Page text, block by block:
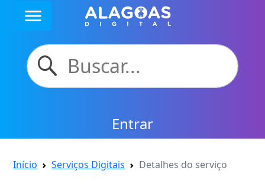
menu
Entrar
Início Serviços Digitais Detalhes do serviço